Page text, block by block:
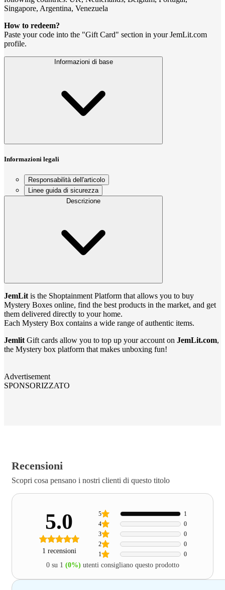
Singapore, Argentina, Venezuela
How to redeem?
Paste your code into the "Gift Card" section in your JemLit.com
profile.
Informazioni di base
Informazioni legali
Responsabilità dell'articolo
Linee guida di sicurezza
Descrizione
JemLit is the Shoptainment Platform that allows you to buy
Mystery Boxes online, find the best products in the market, and get
them delivered directly to your home.
Each Mystery Box contains a wide range of authentic items.
Jemlit Gift cards allow you to top up your account on JemLit.com,
the Mystery box platform that makes unboxing fun!
Advertisement
SPONSORIZZATO
Recensioni
Scopri cosa pensano i nostri clienti di questo titolo
5.0
1 recensioni 1 0
2 0
3 0
4 0
5 1
0 su 1 (0%) utenti consigliano questo prodotto